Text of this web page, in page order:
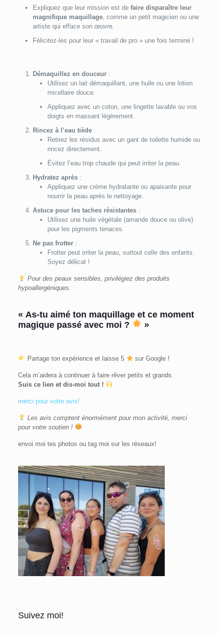
Expliquez que leur mission est de faire disparaître leur
magnifique maquillage, comme un petit magicien ou une
artiste qui efface son œuvre.
Félicitez-les pour leur « travail de pro » une fois terminé !
Démaquillez en douceur:
Utilisez un lait démaquillant, une huile ou une lotion
micellaire douce.
Appliquez avec un coton, une lingette lavable ou vos
doigts en massant légèrement.
Rincez à l’eau tiède:
Retirez les résidus avec un gant de toilette humide ou
rincez directement.
Évitez l’eau trop chaude qui peut irriter la peau.
Hydratez après:
Appliquez une crème hydratante ou apaisante pour
nourrir la peau après le nettoyage.
Astuce pour les taches résistantes:
Utilisez une huile végétale (amande douce ou olive)
pour les pigments tenaces.
Ne pas frotter:
Frotter peut irriter la peau, surtout celle des enfants.
Soyez délicat !
Pour des peaux sensibles, privilégiez des produits
hypoallergéniques.
« As-tu aimé ton maquillage et ce moment
magique passé avec moi ?
»
Partage ton expérience et laisse 5 sur Google !
Cela m’aidera à continuer à faire rêver petits et grands.
Suis ce lien et dis-moi tout !
merci pour votre avis!
Les avis comptent énormément pour mon activité, merci
pour votre soutien !
envoi moi tes photos ou tag moi sur les réseaux!
Suivez moi!